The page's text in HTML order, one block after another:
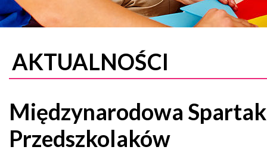
AKTUALNOŚCI
Międzynarodowa
Przedszkolaków